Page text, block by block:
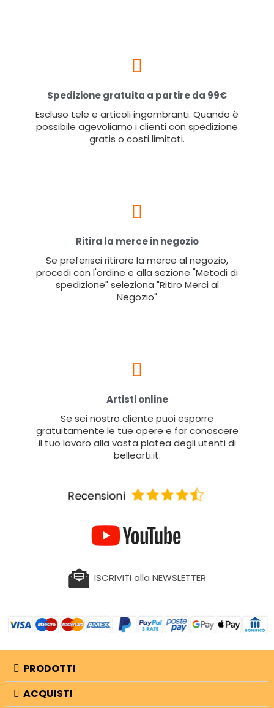
Spedizione gratuita a partire da 99€
Escluso tele e articoli ingombranti. Quando è
possibile agevoliamo i clienti con spedizione
gratis o costi limitati.
Ritira la merce in negozio
Se preferisci ritirare la merce al negozio,
procedi con l'ordine e alla sezione "Metodi di
spedizione" seleziona "Ritiro Merci al
Negozio"
Artisti online
Se sei nostro cliente puoi esporre
gratuitamente le tue opere e far conoscere
il tuo lavoro alla vasta platea degli utenti di
bellearti.it.
ISCRIVITI alla NEWSLETTER
PRODOTTI
ACQUISTI